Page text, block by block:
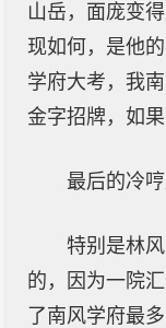
山岳，面庞变
现如何，是他
学府大考，我
金字招牌，如
最后的冷
特别是林
的，因为一院
了南风学府最